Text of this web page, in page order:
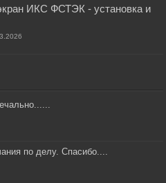
ИКС ФСТЭК - установка и
по делу. Спасибо....